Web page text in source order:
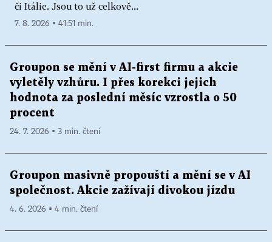
či Itálie. Jsou to už celkově...
7. 8. 2026 ▪ 41:51 min.
Groupon se mění v AI-first firmu a akcie
vyletěly vzhůru. I přes korekci jejich
hodnota za poslední měsíc vzrostla o 50
procent
24. 7. 2026 ▪ 3 min. čtení
Groupon masivně propouští a mění se v AI
společnost. Akcie zažívají divokou jízdu
4. 6. 2026 ▪ 4 min. čtení